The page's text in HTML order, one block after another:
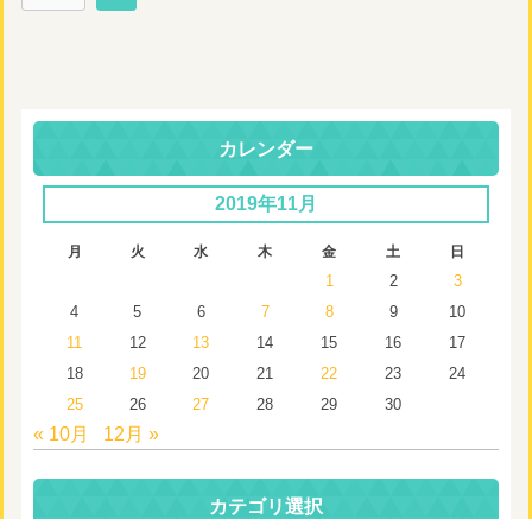
カレンダー
2019年11月
月 火 水 木 金 土 日
1 2
3
4
5 6 7 8 9
10
11
12 13 14 15 16
17
18
19 20 21 22 23
24
25
26 27 28 29 30
« 10月 12月 »
カテゴリ選択